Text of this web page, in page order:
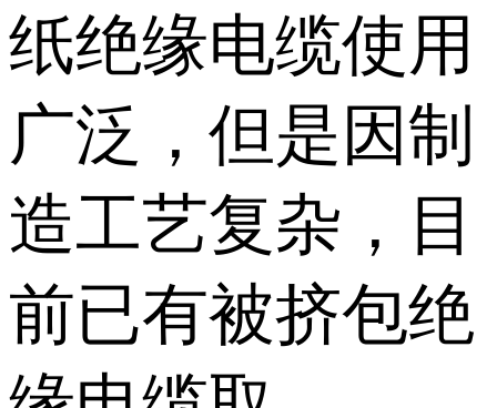
纸绝缘电缆使用
广泛，但是因制
造工艺复杂，目
前已有被挤包绝